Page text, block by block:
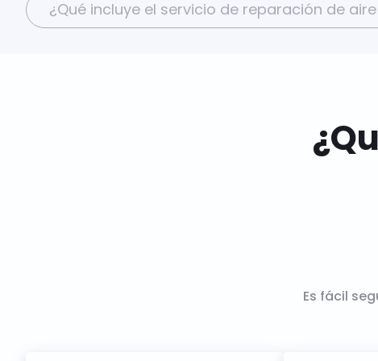
¿Qué incluye el servicio de reparación de
Es fácil